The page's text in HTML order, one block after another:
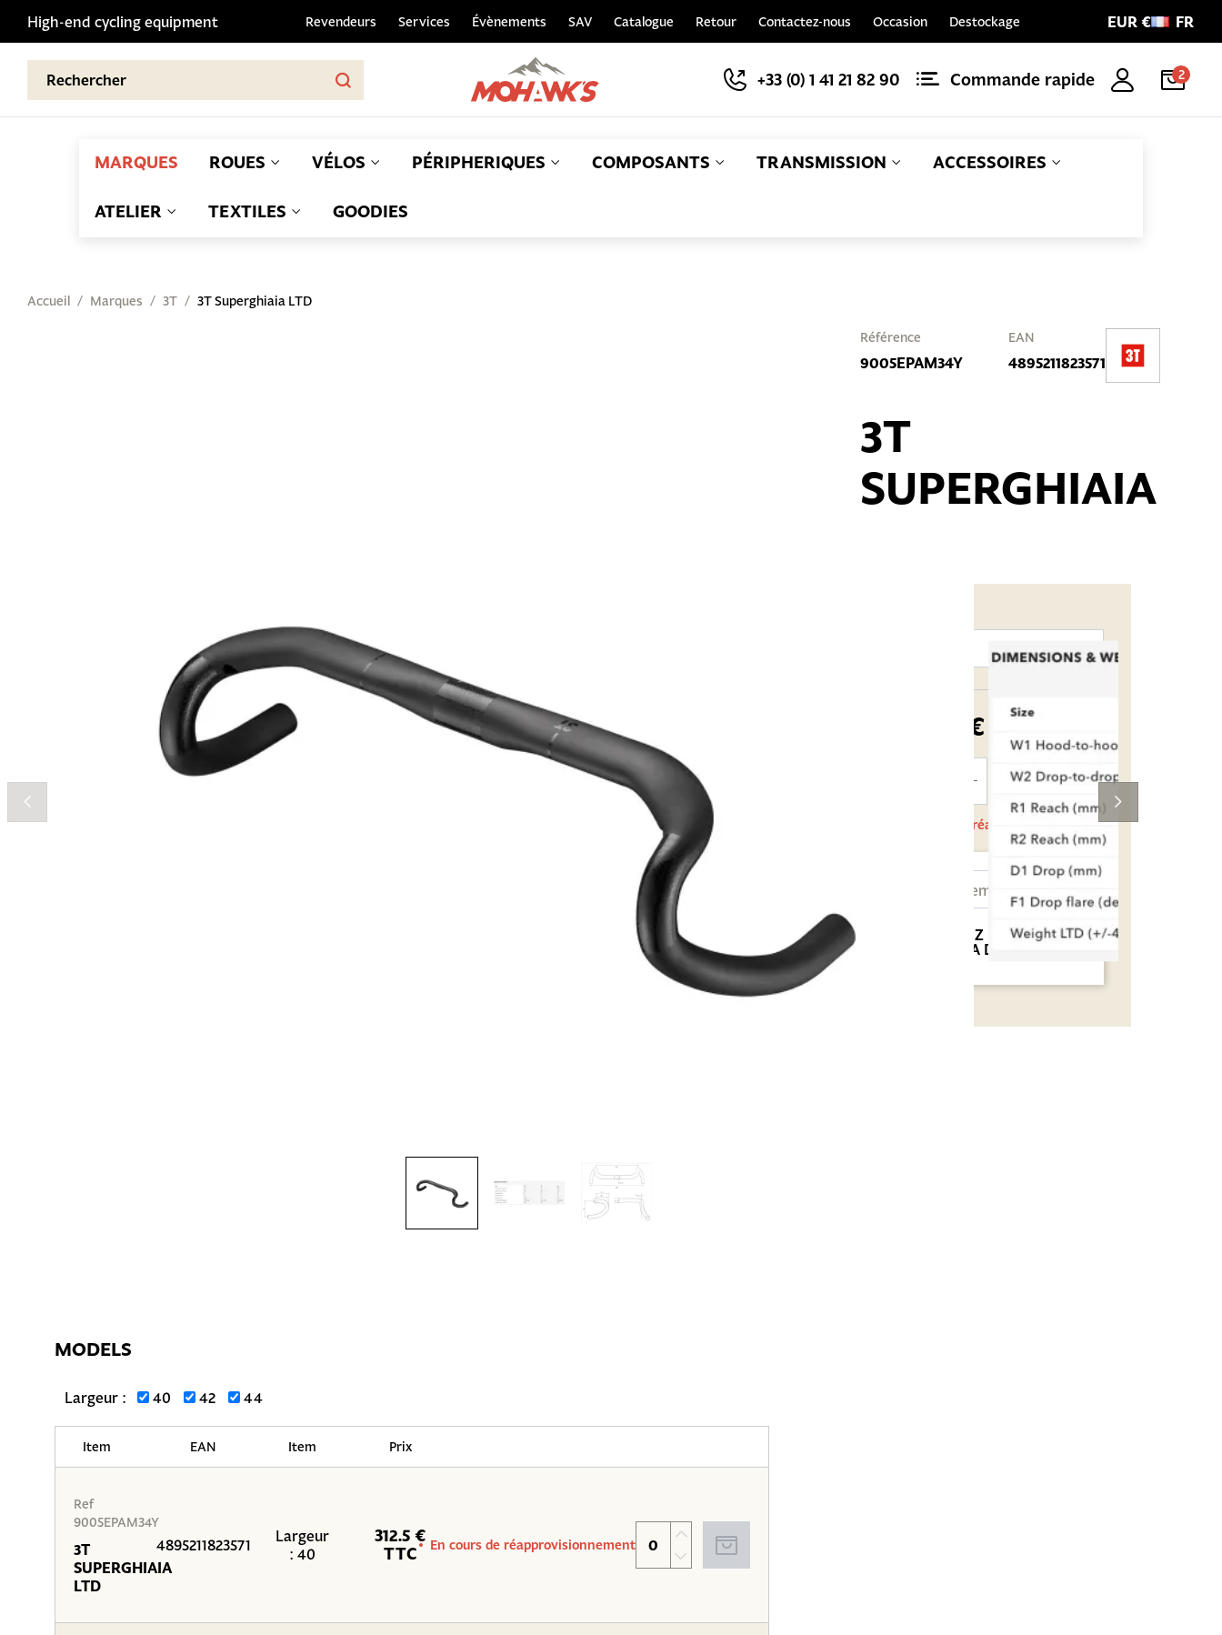
High-end cycling equipment Revendeurs Services Évènements SAV Catalogue Retour Contactez-nous Occasion Destockage EUR € FR
+33 (0) 1 41 21 82 90 Commande rapide 2
MARQUES ROUES VÉLOS PÉRIPHERIQUES COMPOSANTS TRANSMISSION ACCESSOIRES
ATELIER TEXTILES GOODIES
Accueil Marques 3T 3T Superghiaia LTD
MODELS
Largeur : 40 42 44
Item EAN Item Prix
Ref
9005EPAM34Y
3T
SUPERGHIAIA
LTD
4895211823571
Largeur
: 40
312.5 €
TTC
En cours de réapprovisionnement
Référence
9005EPAM34Y
EAN
4895211823571
3T
SUPERGHIAIA
312,50 € TTC
AJOUTER
AU PANIER
En cours de réapprovisionnement
NOTIFIEZ MOI QUAND
CE SERA DISPONIBLE